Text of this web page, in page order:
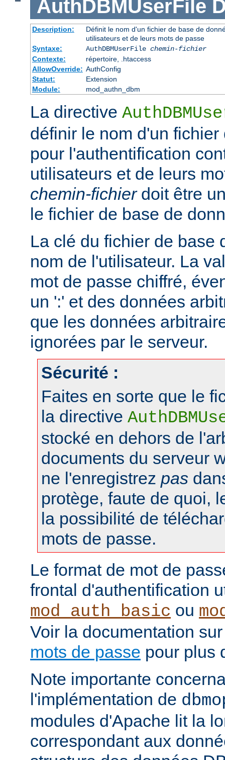
AuthDBMUserFile
Description:
Définit le nom d'un fichier de base de
utilisateurs et de leurs mots de passe
Syntaxe:
AuthDBMUserFile chemin-fichier
Contexte:
répertoire, .htaccess
AllowOverride: AuthConfig
Statut:
Extension
Module:
mod_authn_dbm
La directive
définir le nom d'un
pour l'authentification
utilisateurs et de leurs
chemin-fichierdoit être
le fichier de base de
La clé du fichier de base
nom de l'utilisateur. La
mot de passe chiffré,
un ':' et des données
que les données
ignorées par le serveur.
Sécurité :
Faites en sorte que le
la directive
stocké en dehors de
documents du serveur
ne l'enregistrez pas
protège, faute de quoi,
la possibilité de
mots de passe.
Le format de mot de
frontal d'authentification
mod_auth_basic ou
Voir la documentation
mots de passe pour plus
Note importante
l'implémentation de
modules d'Apache lit la
correspondant aux